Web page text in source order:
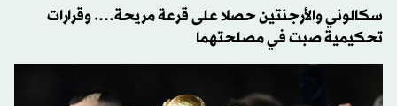
سكالوني والأرجنتين حصلا على قرعة مريحة…. وقرارات
تحكيمية صبت في مصلحتهما